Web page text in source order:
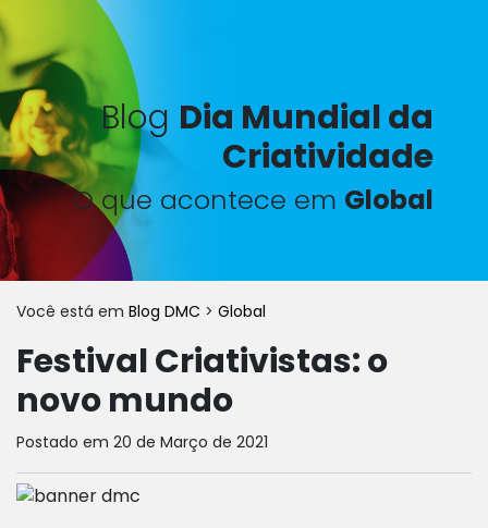
Blog Dia Mundial da
Criatividade
O que acontece em Global
Você está em Blog DMC > Global
Festival Criativistas: o
novo mundo
Postado em 20 de Março de 2021